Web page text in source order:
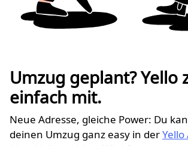
Umzug geplant? Yello
einfach mit.
Neue Adresse, gleiche Power: Du
deinen Umzug ganz easy in derYello